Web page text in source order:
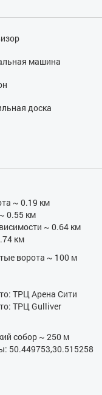
машина
доска
замок в парадном
~ 0.19 км
0.55 км
~ 0.64 км
км
ворота ~ 100 м
ТРЦ Арена Сити
ТРЦ Gulliver
собор ~ 250 м
50.449753,30.515258